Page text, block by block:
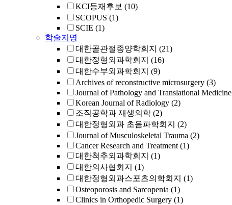
KCI등재후보 (10)
SCOPUS (1)
SCIE (1)
학술지명
대한골관절종양학회지 (21)
대한정형외과학회지 (16)
대한수부외과학회지 (9)
Archives of reconstructive microsurgery (3)
Journal of Pathology and Translational Medicine
Korean Journal of Radiology (2)
조직공학과 재생의학 (2)
대한정형외과 초음파학회지 (2)
Journal of Musculoskeletal Trauma (2)
Cancer Research and Treatment (1)
대한척추외과학회지 (1)
대한의사협회지 (1)
대한정형외과스포츠의학회지 (1)
Osteoporosis and Sarcopenia (1)
Clinics in Orthopedic Surgery (1)